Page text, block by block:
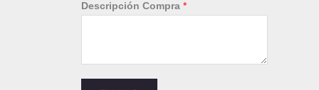
f
N
Descripción Compra *